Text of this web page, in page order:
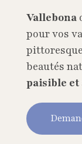
Vallebona
pour vos
beautés
paisible